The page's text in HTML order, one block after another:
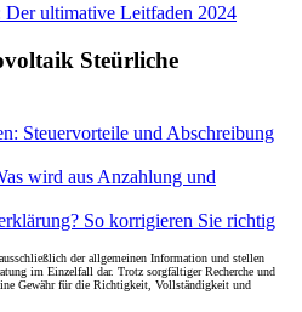
ultimative Leitfaden 2024
Steürliche
Steuervorteile und Abschreibung
wird aus Anzahlung und
So korrigieren Sie richtig
der allgemeinen Information und stellen
im Einzelfall dar. Trotz sorgfältiger Recherche und
Gewähr für die Richtigkeit, Vollständigkeit und